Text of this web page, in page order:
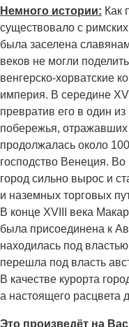
Немного истории: Как
существовало с
была заселена
веков не могли
венгерско-хорватские
империя. В середине
превратив его в один
побережья, отражавших
продолжалась около
господство Венеция.
город сильно вырос и
и наземных торговых
В конце XVIII века
была присоединена к
находилась под
перешла под власть
В качестве курорта
а настоящего расцвета
Это произведёт на